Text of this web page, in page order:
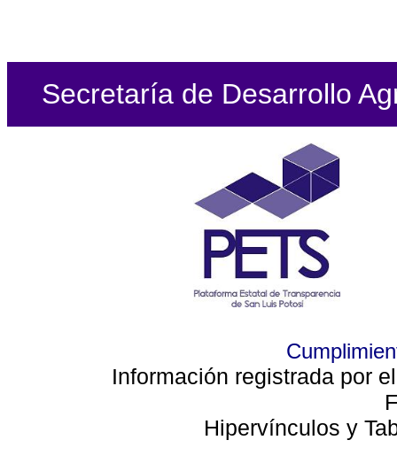
Secretaría de Desarrollo
Información registrada por
Hipervínculos y